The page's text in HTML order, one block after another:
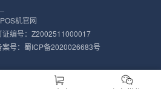
机官网
证编号：Z2002511000017
号： 蜀ICP备2020026683号